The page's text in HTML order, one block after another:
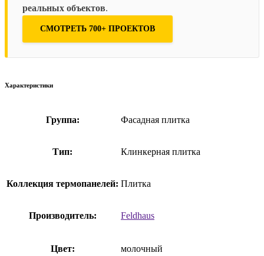
реальных объектов.
СМОТРЕТЬ 700+ ПРОЕКТОВ
Характеристики
Группа: Фасадная плитка
Тип: Клинкерная плитка
Коллекция термопанелей: Плитка
Производитель: Feldhaus
Цвет: молочный